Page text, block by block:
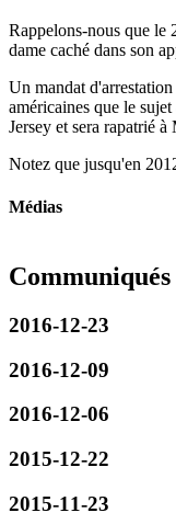
Rappelons-nous que le
dame caché dans son
Un mandat
américaines que le
Jersey et sera rapatrié
Notez que jusqu'en
Médias
Communiqués
2016-12-23
2016-12-09
2016-12-06
2015-12-22
2015-11-23